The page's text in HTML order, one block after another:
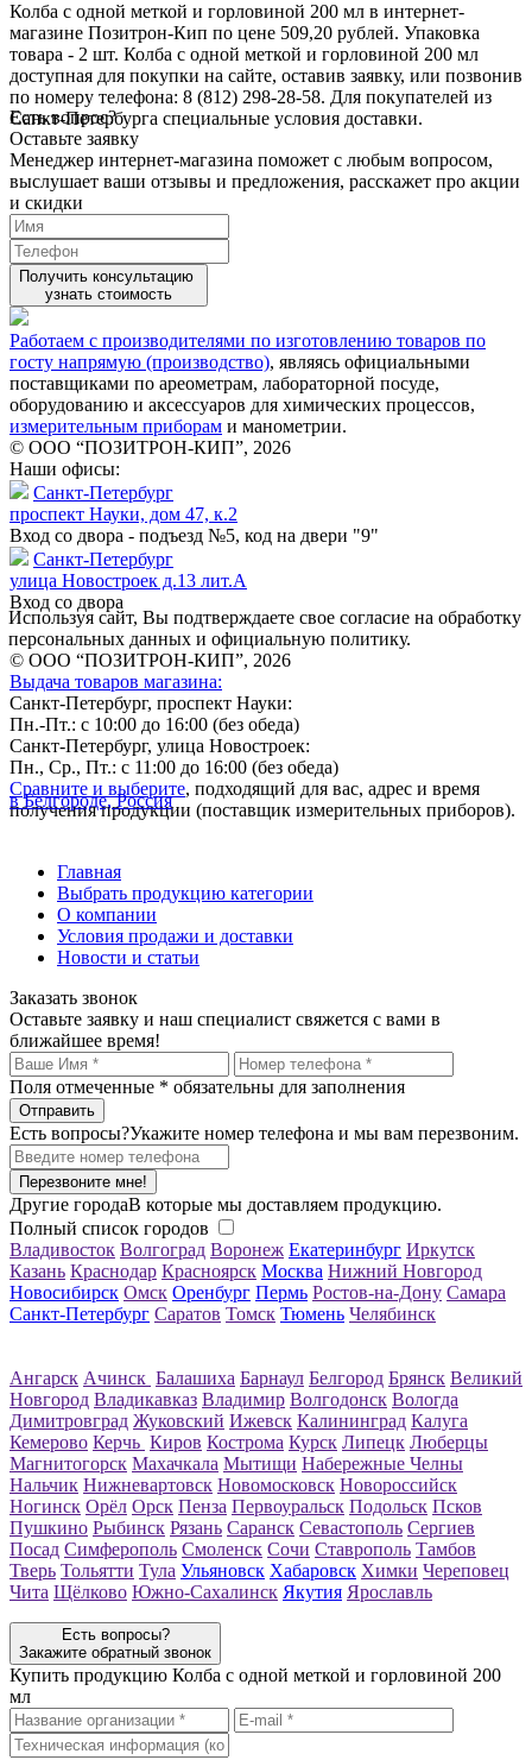
Колба с одной меткой и горловиной 200 мл в интернет-
магазине Позитрон-Кип по цене 509,20 рублей. Упаковка
товара - 2 шт. Колба с одной меткой и горловиной 200 мл
доступная для покупки на сайте, оставив заявку, или позвонив
по номеру телефона: 8 (812) 298-28-58. Для покупателей из
Санкт-Петербурга специальные условия доставки.
Есть вопрос?
Оставьте заявку
Менеджер интернет-магазина поможет с любым вопросом,
выслушает ваши отзывы и предложения, расскажет про акции
и скидки
Получить консультацию
узнать стоимость
Работаем с производителями по изготовлению товаров по
госту напрямую (производство), являясь официальными
поставщиками по ареометрам, лабораторной посуде,
оборудованию и аксессуаров для химических процессов,
измерительным приборам и манометрии.
© ООО “ПОЗИТРОН-КИП”, 2026
Наши офисы:
Санкт-Петербург
проспект Науки, дом 47, к.2
Вход со двора - подъезд №5, код на двери "9"
Санкт-Петербург
улица Новостроек д.13 лит.А
Вход со двора
Используя сайт, Вы подтверждаете свое согласие на обработку
персональных данных и официальную политику.
© ООО “ПОЗИТРОН-КИП”, 2026
Выдача товаров магазина:
Санкт-Петербург, проспект Науки:
Пн.-Пт.: с 10:00 до 16:00 (без обеда)
Санкт-Петербург, улица Новостроек:
Пн., Ср., Пт.: с 11:00 до 16:00 (без обеда)
Сравните и выберите, подходящий для вас, адрес и время
получения продукции (поставщик измерительных приборов).
в Белгороде, Россия
Главная
Выбрать продукцию категории
О компании
Условия продажи и доставки
Новости и статьи
Заказать звонок
Оставьте заявку и наш специалист свяжется с вами в
ближайшее время!
Поля отмеченные * обязательны для заполнения
Есть вопросы?Укажите номер телефона и мы вам перезвоним.
Перезвоните мне!
Другие городаВ которые мы доставляем продукцию.
Полный список городов
Владивосток Волгоград Воронеж Екатеринбург Иркутск
Казань Краснодар Красноярск Москва Нижний Новгород
Новосибирск Омск Оренбург Пермь Ростов-на-Дону Самара
Санкт-Петербург Саратов Томск Тюмень Челябинск
Ангарск Ачинск Балашиха Барнаул Белгород Брянск Великий
Новгород Владикавказ Владимир Волгодонск Вологда
Димитровград Жуковский Ижевск Калининград Калуга
Кемерово Керчь Киров Кострома Курск Липецк Люберцы
Магнитогорск Махачкала Мытищи Набережные Челны
Нальчик Нижневартовск Новомосковск Новороссийск
Ногинск Орёл Орск Пенза Первоуральск Подольск Псков
Пушкино Рыбинск Рязань Саранск Севастополь Сергиев
Посад Симферополь Смоленск Сочи Ставрополь Тамбов
Тверь Тольятти Тула Ульяновск Хабаровск Химки Череповец
Чита Щёлково Южно-Сахалинск Якутия Ярославль
Есть вопросы?
Закажите обратный звонок
Купить продукцию Колба с одной меткой и горловиной 200
мл